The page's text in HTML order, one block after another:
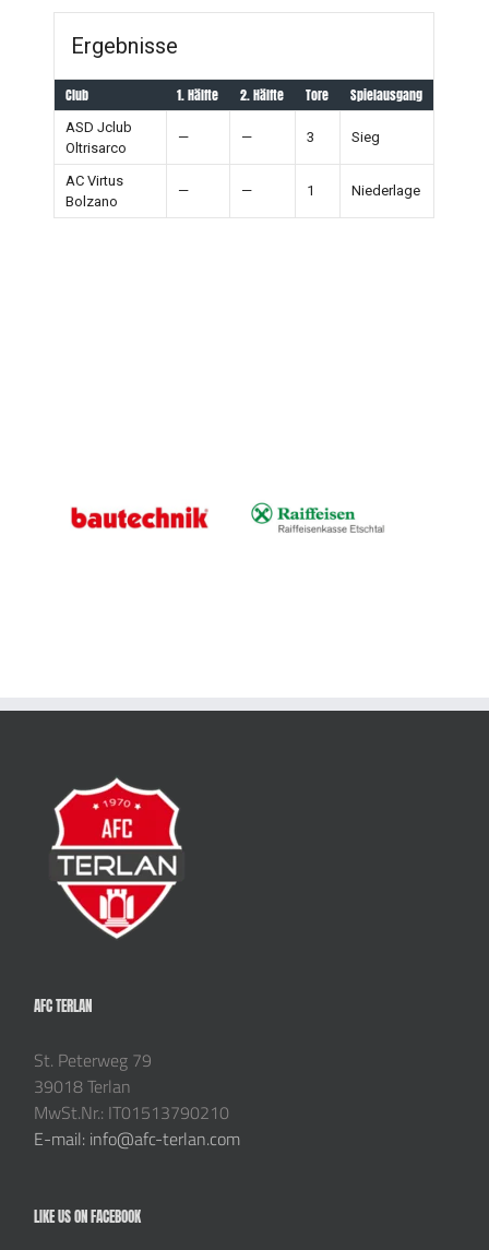
Ergebnisse
Club 1. Hälfte 2. Hälfte Tore Spielausgang
ASD Jclub
Oltrisarco
— — 3 Sieg
AC Virtus
Bolzano
— — 1 Niederlage
AFC TERLAN
St. Peterweg 79
39018 Terlan
MwSt.Nr.: IT01513790210
E-mail: info@afc-terlan.com
LIKE US ON FACEBOOK